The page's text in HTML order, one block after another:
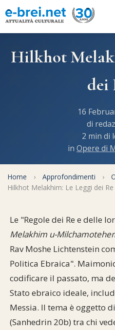
APP
Libri
La
Spunti
10
Cultura e società
Aspetti di vita ebraica
Storia millenaria
Personaggi celebri
Sbirciamo Eretz Israel
Partecipa
Hilkhot
dei
16
di
2 min di
in Opere di
Home › Approfondimenti ›
Hilkhot Melakhim: Le Leggi dei Re
Le "Regole dei Re e delle
Melakhim u-
Rav Moshe Lichtenstein
Politica Ebraica".
codificare il passato, ma
Stato ebraico ideale,
Messia. Il tema è oggetto
(Sanhedrin 20b) tra chi